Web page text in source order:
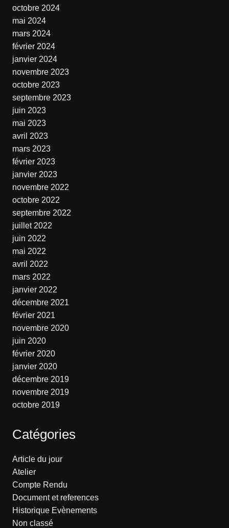
octobre 2024
mai 2024
mars 2024
février 2024
janvier 2024
novembre 2023
octobre 2023
septembre 2023
juin 2023
mai 2023
avril 2023
mars 2023
février 2023
janvier 2023
novembre 2022
octobre 2022
septembre 2022
juillet 2022
juin 2022
mai 2022
avril 2022
mars 2022
janvier 2022
décembre 2021
février 2021
novembre 2020
juin 2020
février 2020
janvier 2020
décembre 2019
novembre 2019
octobre 2019
Catégories
Article du jour
Atelier
Compte Rendu
Document et references
Historique Evènements
Non classé